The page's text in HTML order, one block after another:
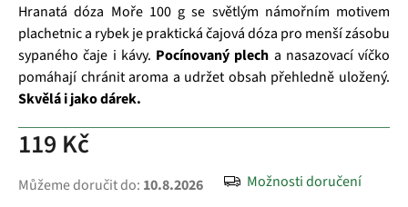
119 Kč
Můžeme doručit do: 10.8.2026 Možnosti doručení
Hranatá dóza Moře 100 g se světlým námořním motivem
plachetnic a rybek je praktická čajová dóza pro menší zásobu
sypaného čaje i kávy. Pocínovaný plech a nasazovací víčko
pomáhají chránit aroma a udržet obsah přehledně uložený.
Skvělá i jako dárek.